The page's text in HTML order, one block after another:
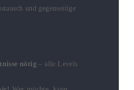
und gegenseitige
nötig – alle Levels